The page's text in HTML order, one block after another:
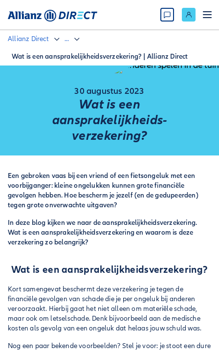
Allianz Direct ...
Wat is een aansprakelijkheidsverzekering? | Allianz Direct
30 augustus 2023
Wat is een
aansprakelijkheids­
verzekering?
Een gebroken vaas bij een vriend of een fietsongeluk met een
voorbijganger: kleine ongelukken kunnen grote financiële
gevolgen hebben. Hoe bescherm je jezelf (en de gedupeerden)
tegen grote onverwachte uitgaven?
In deze blog kijken we naar de aansprakelijkheidsverzekering.
Wat is een aansprakelijkheidsverzekering en waarom is deze
verzekering zo belangrijk?
Wat is een aansprakelijkheidsverzekering?
Kort samengevat beschermt deze verzekering je tegen de
financiële gevolgen van schade die je per ongeluk bij anderen
veroorzaakt. Hierbij gaat het niet alleen om materiële schade,
maar ook om letselschade. Denk bijvoorbeeld aan de medische
kosten als gevolg van een ongeluk dat helaas jouw schuld was.
Nog een paar bekende voorbeelden? Stel je voor: je stoot een dure